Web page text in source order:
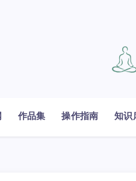
作品集 操作指南 知识